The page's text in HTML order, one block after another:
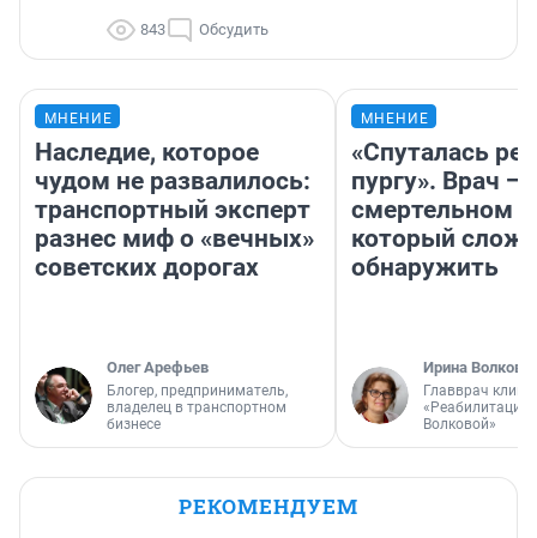
843 Обсудить
МНЕНИЕ
Наследие, которое
чудом не развалилось:
транспортный эксперт
разнес миф о «вечных»
советских дорогах
Олег Арефьев
Блогер, предприниматель,
владелец в транспортном
бизнесе
МНЕНИЕ
«Спуталась
пургу». Врач —
смертельном
который
обнаружить
Ирина Волкова
Главврач
«Реабилитация
Волковой»
РЕКОМЕНДУЕМ